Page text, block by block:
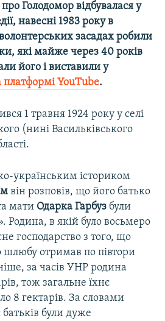
Голодомор відбувалася у
навесні 1983 року в
засадах робили
які майже через 40 років
його і виставили у
платформі YouTube.
1 травня 1924 року у селі
(нині Васильківського
українським істориком
він розповів, що його батько
мати Одарка Гарбуз були
Родина, в якій було восьмеро
господарство з того, що
шлюбу отримав по півтори
за часів УНР родина
тож загальне їхнє
8 гектарів. За словами
були дуже